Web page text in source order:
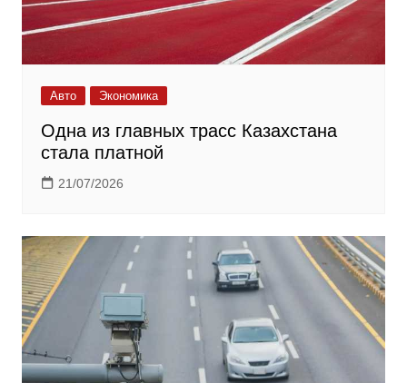
Авто Экономика
Одна из главных трасс Казахстана
стала платной
21/07/2026